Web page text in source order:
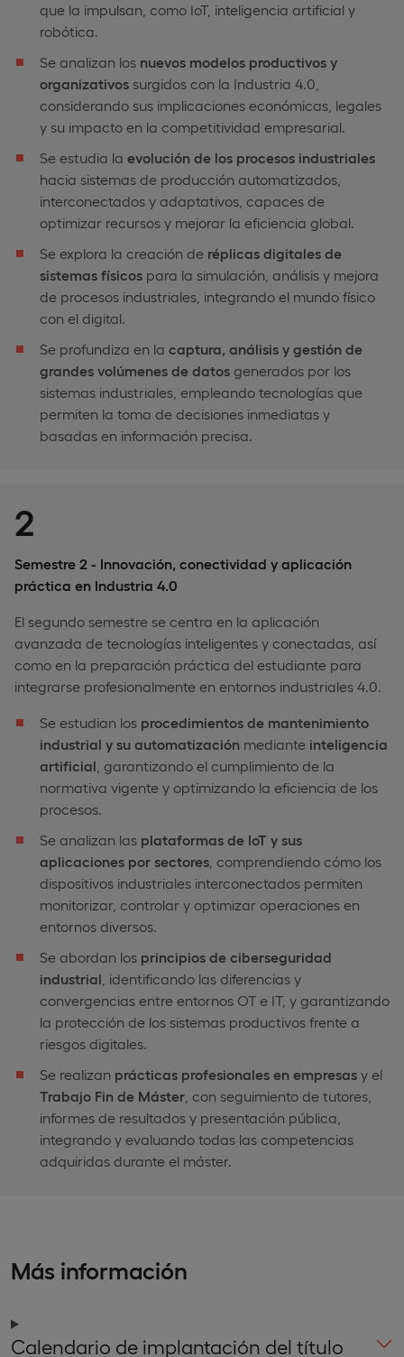
que la impulsan, como IoT, inteligencia artificial y
robótica.
Se analizan los nuevos modelos productivos y
organizativos surgidos con la Industria 4.0,
considerando sus implicaciones económicas, legales
y su impacto en la competitividad empresarial.
Se estudia la evolución de los procesos industriales
hacia sistemas de producción automatizados,
interconectados y adaptativos, capaces de
optimizar recursos y mejorar la eficiencia global.
Se explora la creación de réplicas digitales de
sistemas físicos para la simulación, análisis y mejora
de procesos industriales, integrando el mundo físico
con el digital.
Se profundiza en la captura, análisis y gestión de
grandes volúmenes de datos generados por los
sistemas industriales, empleando tecnologías que
permiten la toma de decisiones inmediatas y
basadas en información precisa.
2
Semestre 2 - Innovación, conectividad y aplicación
práctica en Industria 4.0
El segundo semestre se centra en la aplicación
avanzada de tecnologías inteligentes y conectadas, así
como en la preparación práctica del estudiante para
integrarse profesionalmente en entornos industriales 4.0.
Se estudian los procedimientos de mantenimiento
industrial y su automatización mediante inteligencia
artificial , garantizando el cumplimiento de la
normativa vigente y optimizando la eficiencia de los
procesos.
Se analizan las plataformas de IoT y sus
aplicaciones por sectores , comprendiendo cómo los
dispositivos industriales interconectados permiten
monitorizar, controlar y optimizar operaciones en
entornos diversos.
Se abordan los principios de ciberseguridad
industrial , identificando las diferencias y
convergencias entre entornos OT e IT, y garantizando
la protección de los sistemas productivos frente a
riesgos digitales.
Se realizan prácticas profesionales en empresas y el
Trabajo Fin de Máster , con seguimiento de tutores,
informes de resultados y presentación pública,
integrando y evaluando todas las competencias
adquiridas durante el máster.
Más información
Calendario de implantación del título